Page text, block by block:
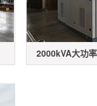
2000kVA大功